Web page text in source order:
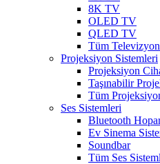
8K TV
OLED TV
QLED TV
Tüm
Projeksiyon Sistemleri
Projeksiyon
Taşınabilir
Tüm
Ses Sistemleri
Bluetooth
Ev Sinema
Soundbar
Tüm Ses